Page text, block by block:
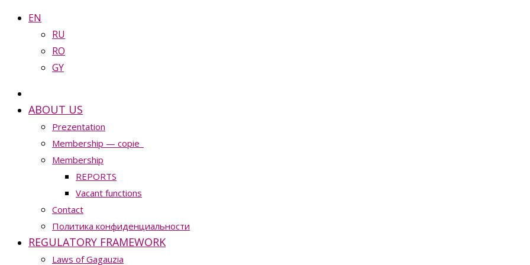
EN
RU
RO
GY
ABOUT US
Prezentation
Membership — copie_
Membership
REPORTS
Vacant functions
Contact
Политика конфиденциальности
REGULATORY FRAMEWORK
Laws of Gagauzia